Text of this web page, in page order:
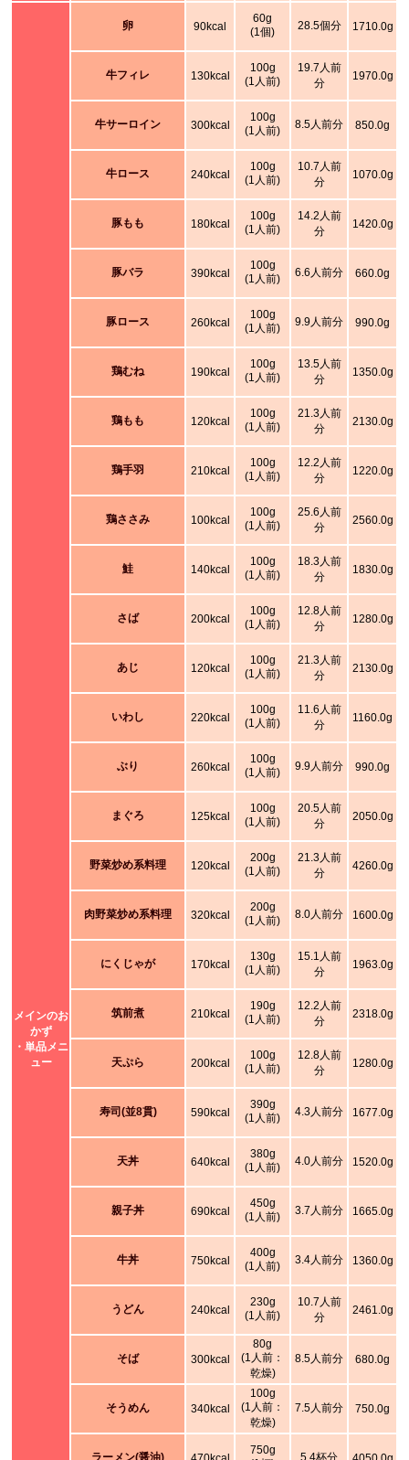
メインのお
かず
・単品メニ
ュー
卵 90kcal
60g
(1個)
28.5個分 1710.0g
牛フィレ 130kcal
100g
(1人前)
19.7人前
分
1970.0g
牛サーロイン 300kcal
100g
(1人前)
8.5人前分 850.0g
牛ロース 240kcal
100g
(1人前)
10.7人前
分
1070.0g
豚もも 180kcal
100g
(1人前)
14.2人前
分
1420.0g
豚バラ 390kcal
100g
(1人前)
6.6人前分 660.0g
豚ロース 260kcal
100g
(1人前)
9.9人前分 990.0g
鶏むね 190kcal
100g
(1人前)
13.5人前
分
1350.0g
鶏もも 120kcal
100g
(1人前)
21.3人前
分
2130.0g
鶏手羽 210kcal
100g
(1人前)
12.2人前
分
1220.0g
鶏ささみ 100kcal
100g
(1人前)
25.6人前
分
2560.0g
鮭 140kcal
100g
(1人前)
18.3人前
分
1830.0g
さば 200kcal
100g
(1人前)
12.8人前
分
1280.0g
あじ 120kcal
100g
(1人前)
21.3人前
分
2130.0g
いわし 220kcal
100g
(1人前)
11.6人前
分
1160.0g
ぶり 260kcal
100g
(1人前)
9.9人前分 990.0g
まぐろ 125kcal
100g
(1人前)
20.5人前
分
2050.0g
野菜炒め系料理 120kcal
200g
(1人前)
21.3人前
分
4260.0g
肉野菜炒め系料理 320kcal
200g
(1人前)
8.0人前分 1600.0g
にくじゃが 170kcal
130g
(1人前)
15.1人前
分
1963.0g
筑前煮 210kcal
190g
(1人前)
12.2人前
分
2318.0g
天ぷら 200kcal
100g
(1人前)
12.8人前
分
1280.0g
寿司(並8貫) 590kcal
390g
(1人前)
4.3人前分 1677.0g
天丼 640kcal
380g
(1人前)
4.0人前分 1520.0g
親子丼 690kcal
450g
(1人前)
3.7人前分 1665.0g
牛丼 750kcal
400g
(1人前)
3.4人前分 1360.0g
うどん 240kcal
230g
(1人前)
10.7人前
分
2461.0g
そば 300kcal
80g
(1人前：
乾燥)
8.5人前分 680.0g
そうめん 340kcal
100g
(1人前：
乾燥)
7.5人前分 750.0g
ラーメン(醤油)
750g
5.4杯分